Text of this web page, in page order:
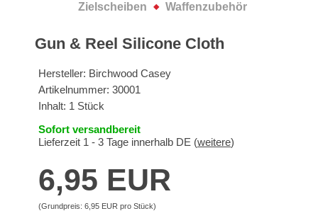
Zielscheiben Waffenzubehör
Gun & Reel Silicone Cloth
Hersteller: Birchwood Casey
Artikelnummer: 30001
Inhalt: 1 Stück
Sofort versandbereit
Lieferzeit 1 - 3 Tage innerhalb DE (weitere)
6,95 EUR
(Grundpreis: 6,95 EUR pro Stück)